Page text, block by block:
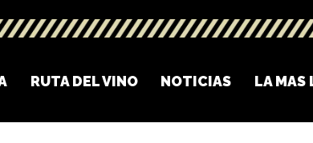
RUTA DEL VINO NOTICIAS LA MAS